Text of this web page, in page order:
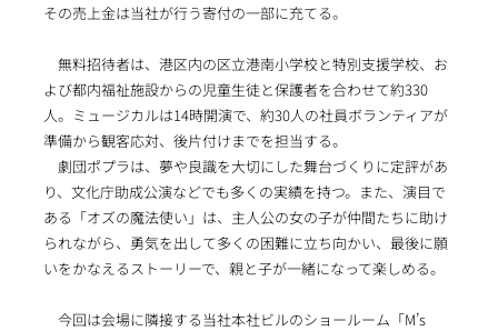
その売上金は当社が行う寄付の一部に充てる。
無料招待者は、港区内の区立港南小学校と特別支援学校、お
よび都内福祉施設からの児童生徒と保護者を合わせて約330
人。ミュージカルは14時開演で、約30人の社員ボランティアが
準備から観客応対、後片付けまでを担当する。
劇団ポプラは、夢や良識を大切にした舞台づくりに定評があ
り、文化庁助成公演などでも多くの実績を持つ。また、演目で
ある「オズの魔法使い」は、主人公の女の子が仲間たちに助け
られながら、勇気を出して多くの困難に立ち向かい、最後に願
いをかなえるストーリーで、親と子が一緒になって楽しめる。
今回は会場に隣接する当社本社ビルのショールーム「M’s